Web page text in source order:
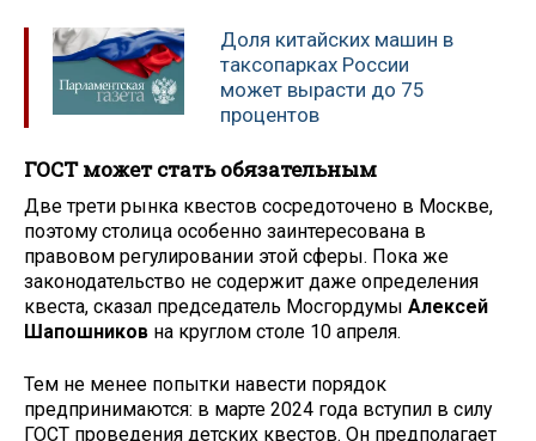
Доля китайских машин в
таксопарках России
может вырасти до 75
процентов
ГОСТ может стать обязательным
Две трети рынка квестов сосредоточено в Москве,
поэтому столица особенно заинтересована в
правовом регулировании этой сферы. Пока же
законодательство не содержит даже определения
квеста, сказал председатель Мосгордумы Алексей
Шапошников на круглом столе 10 апреля.
Тем не менее попытки навести порядок
предпринимаются: в марте 2024 года вступил в силу
ГОСТ проведения детских квестов. Он предполагает